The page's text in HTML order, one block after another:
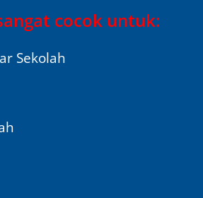
cocok untuk:
Sekolah